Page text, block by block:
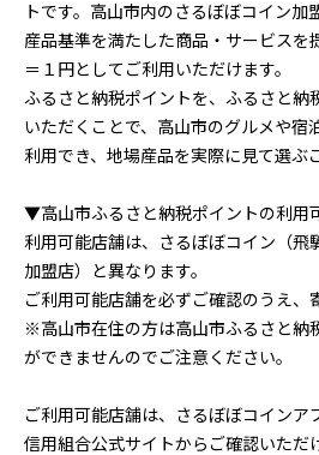
トです。高山市内のさるぼぼコイン加
産品基準を満たした商品・サービスを
＝１円としてご利用いただけます。
ふるさと納税ポイントを、ふるさと納
いただくことで、高山市のグルメや宿
利用でき、地場産品を実際に見て選ぶ
▼高山市ふるさと納税ポイントの利用
利用可能店舗は、さるぼぼコイン（飛
加盟店）と異なります。
ご利用可能店舗を必ずご確認のうえ、
※高山市在住の方は高山市ふるさと納
ができませんのでご注意ください。
ご利用可能店舗は、さるぼぼコインア
信用組合公式サイトからご確認いただ